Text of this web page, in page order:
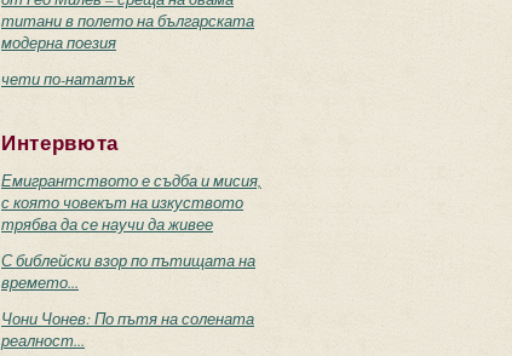
титани в полето на българската
модерна поезия
чети по-нататък
Интервюта
Емигрантството е съдба и мисия,
с която човекът на изкуството
трябва да се научи да живее
С библейски взор по пътищата на
времето...
Чони Чонев: По пътя на солената
реалност...